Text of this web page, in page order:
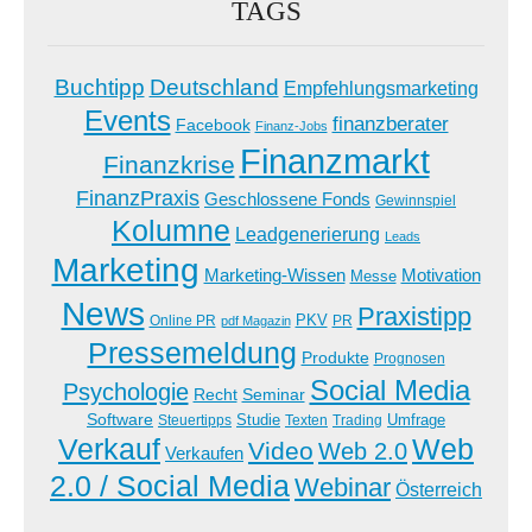
TAGS
Buchtipp Deutschland Empfehlungsmarketing
Events Facebook Finanz-Jobs finanzberater
Finanzkrise Finanzmarkt
FinanzPraxis Geschlossene Fonds Gewinnspiel
Kolumne Leadgenerierung Leads
Marketing Marketing-Wissen Messe Motivation
News Online PR pdf Magazin PKV PR Praxistipp
Pressemeldung Produkte Prognosen
Psychologie Recht Seminar Social Media
Software Steuertipps Studie Texten Trading Umfrage
Verkauf Verkaufen Video Web 2.0Web
2.0 / Social MediaWebinar Österreich